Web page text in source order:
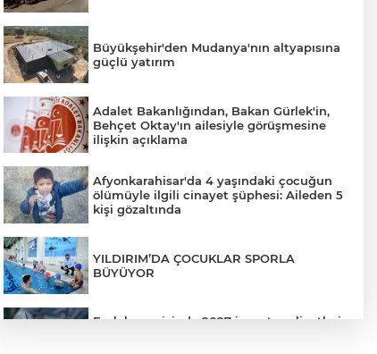
Büyükşehir'den Mudanya'nın altyapısına
güçlü yatırım
Adalet Bakanlığından, Bakan Gürlek'in,
Behçet Oktay'ın ailesiyle görüşmesine
ilişkin açıklama
Afyonkarahisar'da 4 yaşındaki çocuğun
ölümüyle ilgili cinayet şüphesi: Aileden 5
kişi gözaltında
YILDIRIM’DA ÇOCUKLAR SPORLA
BÜYÜYOR
Emlak vergisinde 2027 inşaat maliyetleri